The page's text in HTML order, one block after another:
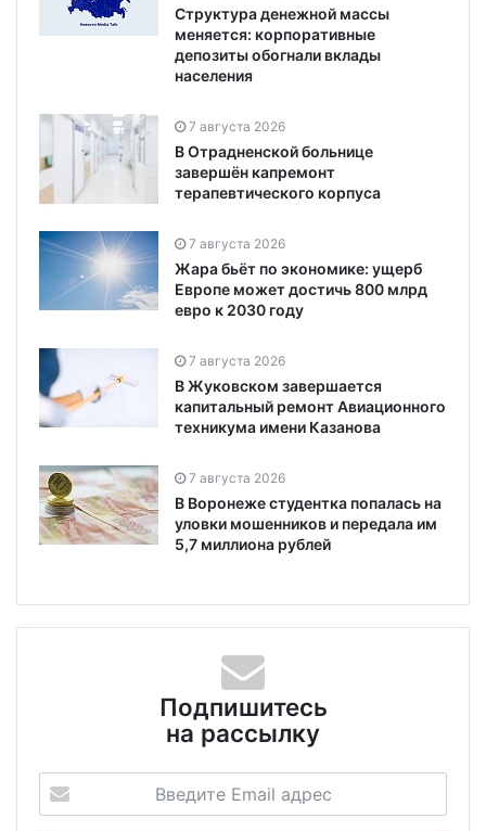
Структура денежной массы
меняется: корпоративные
депозиты обогнали вклады
населения
7 августа 2026
В Отрадненской больнице
завершён капремонт
терапевтического корпуса
7 августа 2026
Жара бьёт по экономике: ущерб
Европе может достичь 800 млрд
евро к 2030 году
7 августа 2026
В Жуковском завершается
капитальный ремонт Авиационного
техникума имени Казанова
7 августа 2026
В Воронеже студентка попалась на
уловки мошенников и передала им
5,7 миллиона рублей
Подпишитесь
на рассылку